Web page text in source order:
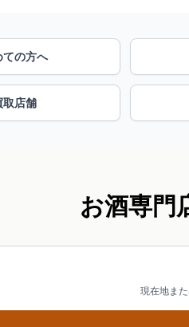
ての方へ
取店舗
お酒専門
現在地ま